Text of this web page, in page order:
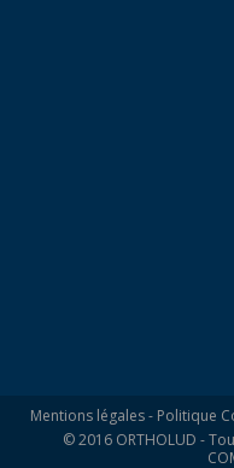
Mentions légales- Politique
© 2016 ORTHOLUD -